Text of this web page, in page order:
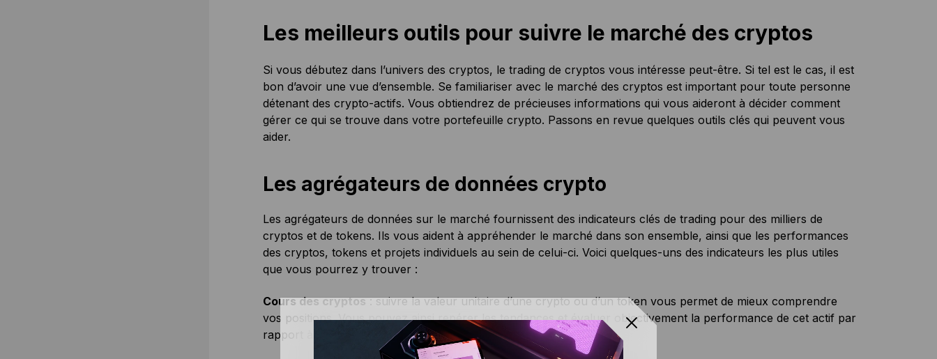
Les meilleurs outils pour suivre le marché des cryptos
Si vous débutez dans l’univers des cryptos, le trading de cryptos vous intéresse peut-être. Si tel est le cas, il est
bon d’avoir une vue d’ensemble. Se familiariser avec le marché des cryptos est important pour toute personne
détenant des crypto-actifs. Vous obtiendrez de précieuses informations qui vous aideront à décider comment
gérer ce qui se trouve dans votre portefeuille crypto. Passons en revue quelques outils clés qui peuvent vous
aider.
Les agrégateurs de données crypto
Les agrégateurs de données sur le marché fournissent des indicateurs clés de trading pour des milliers de
cryptos et de tokens. Ils vous aident à appréhender le marché dans son ensemble, ainsi que les performances
des cryptos, tokens et projets individuels au sein de celui-ci. Voici quelques-uns des indicateurs les plus utiles
que vous pourrez y trouver :
Cours des cryptos: suivre la valeur unitaire d’une crypto ou d’un token vous permet de mieux comprendre
vos positions. Vous pouvez ainsi repérer les tendances et évaluer objectivement la performance de cet actif par
rapport à l’ensemble du marché.